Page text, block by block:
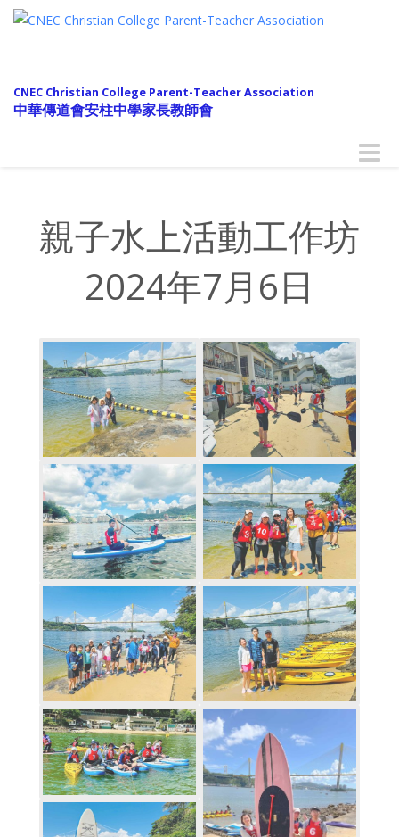
CNEC Christian College Parent-Teacher Association
中華傳道會安柱中學家長教師會
Toggle
親子水上活動工作坊
2024年7月6日